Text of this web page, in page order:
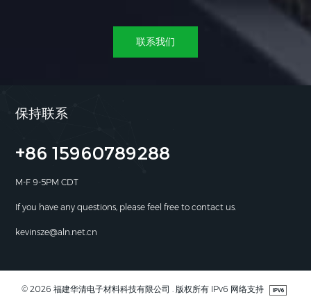
联系我们
保持联系
+86 15960789288
M-F 9-5PM CDT
If you have any questions, please feel free to contact us.
kevinsze@aln.net.cn
© 2026 福建华清电子材料科技有限公司 . 版权所有 IPv6 网络支持